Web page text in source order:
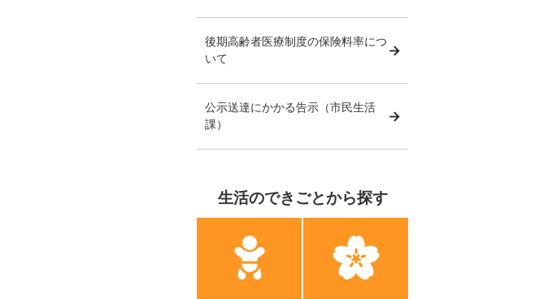
後期高齢者医療制度の保険料率につ
いて
公示送達にかかる告示（市民生活
課）
生活のできごとから探す